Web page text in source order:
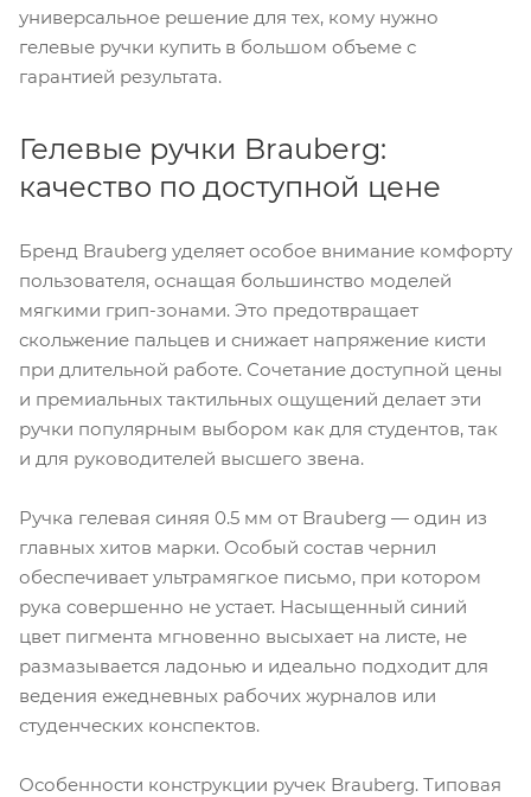
универсальное решение для тех, кому нужно
гелевые ручки купить в большом объеме с
гарантией результата.
Гелевые ручки Brauberg:
качество по доступной цене
Бренд Brauberg уделяет особое внимание комфорту
пользователя, оснащая большинство моделей
мягкими грип-зонами. Это предотвращает
скольжение пальцев и снижает напряжение кисти
при длительной работе. Сочетание доступной цены
и премиальных тактильных ощущений делает эти
ручки популярным выбором как для студентов, так
и для руководителей высшего звена.
Ручка гелевая синяя 0.5 мм от Brauberg — один из
главных хитов марки. Особый состав чернил
обеспечивает ультрамягкое письмо, при котором
рука совершенно не устает. Насыщенный синий
цвет пигмента мгновенно высыхает на листе, не
размазывается ладонью и идеально подходит для
ведения ежедневных рабочих журналов или
студенческих конспектов.
Особенности конструкции ручек Brauberg. Типовая